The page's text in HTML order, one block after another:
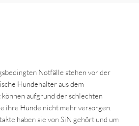
Notfälle stehen vor der
Hundehalter aus dem
aufgrund der schlechten
ihre Hunde nicht mehr versorgen.
haben sie von SiN gehört und um